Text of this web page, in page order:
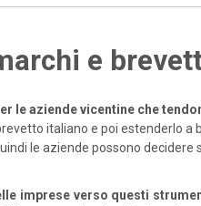
e
le aziende vicentine che
italiano e poi estenderlo
le aziende possono
imprese verso questi